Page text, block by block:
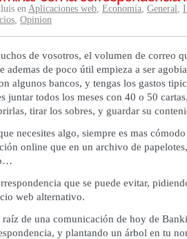
enAplicaciones web, Economía, General,
, Opinion
de vosotros, el volumen de correo
ademas de poco útil empieza a ser
algunos bancos, y tengas los gastos
juntar todos los meses con 40 o 50
tirar los sobres, y guardar su
necesites algo, siempre es mas
online que en un archivo de
que se puede evitar,
web alternativo.
raíz de una comunicación de hoy de
y plantando un árbol en tu